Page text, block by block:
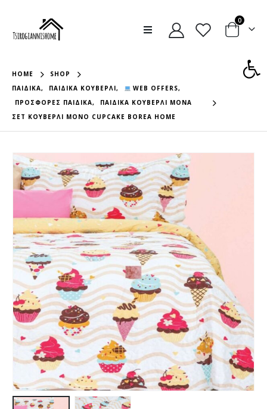
0
HOME
SHOP
ΠΑΙΔΙΚΆ, ΠΑΙΔΙΚΆ ΚΟΥΒΕΡΛΊ, WEB OFFERS,
ΠΡΟΣΦΟΡΈΣ ΠΑΙΔΙΚΆ,
ΠΑΙΔΙΚΆ ΚΟΥΒΕΡΛΊ ΜΟΝΆ
ΣΕΤ ΚΟΥΒΕΡΛΙ ΜΟΝΟ CUPCAKE BOREA HOME